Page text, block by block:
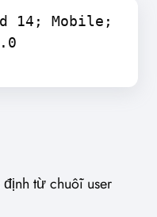
14; Mobile;
từ chuỗi user